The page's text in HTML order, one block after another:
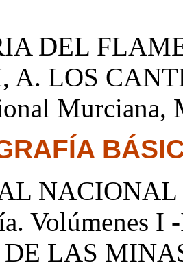
DEL
A. LOS
Murciana,
Volúmenes I
LAS